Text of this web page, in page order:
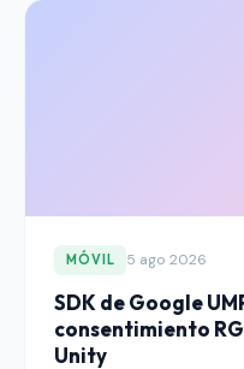
MÓVIL 5 ago 2026
SDK de Google
consentimiento
Unity